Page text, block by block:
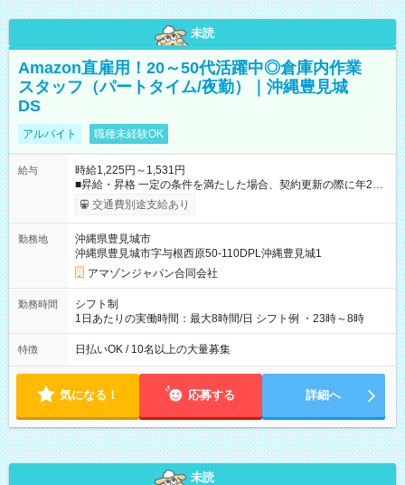
未読
Amazon直雇用！20～50代活躍中◎倉庫内作業
スタッフ（パートタイム/夜勤）｜沖縄豊見城
DS
アルバイト 職種未経験OK
給与
時給1,225円～1,531円
■昇給・昇格 一定の条件を満たした場合、契約更新の際に年2回
まで昇給の機会があります。 ■正社員登用制度あり ※月末締/翌
月25日支払い ※時間外手当、別途支給 ※深夜割増賃金 (22:00～
☆Amazon直雇用で安定して働けます！ 【試用期間】試用期間
あり 試用期間の長さ：1週間 雇用形態、給与は本採用時と同じ
です。
交通費別途支給あり
勤務地
沖縄県豊見城市
沖縄県豊見城市字与根西原50-110DPL沖縄豊見城1
アマゾンジャパン合同会社
勤務時間
シフト制
1日あたりの実働時間：最大8時間/日 シフト例 ・23時～8時
特徴 日払いOK / 10名以上の大量募集
気になる！ 応募する 詳細へ
未読